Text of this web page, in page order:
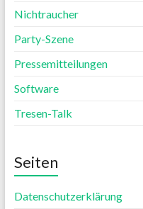
Nichtraucher
Party-Szene
Pressemitteilungen
Software
Tresen-Talk
Seiten
Datenschutzerklärung